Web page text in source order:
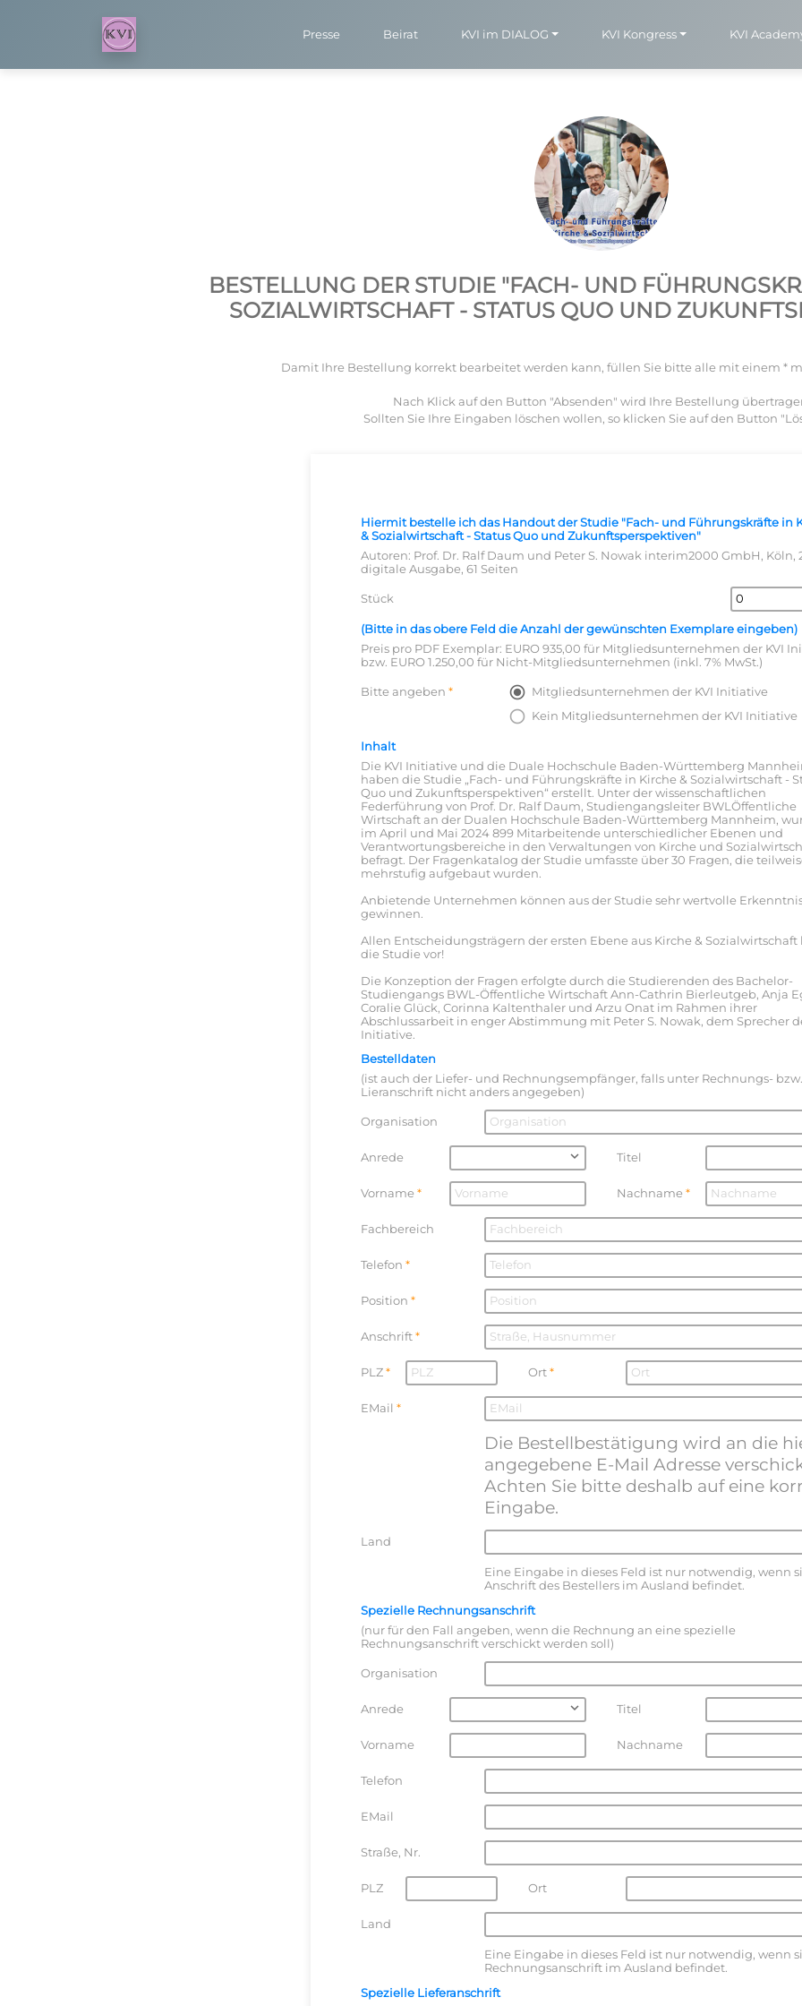
Presse Beirat KVI im DIALOG KVI Kongress KVI
BESTELLUNG DER STUDIE "FACH- UND
SOZIALWIRTSCHAFT - STATUS QUO UND
Damit Ihre Bestellung korrekt bearbeitet werden kann, füllen Sie bitte alle mit einem *
Nach Klick auf den Button "Absenden" wird Ihre Bestellung
Sollten Sie Ihre Eingaben löschen wollen, so klicken Sie auf den Button
Hiermit bestelle ich das Handout der Studie "Fach- und Führungskräfte in
& Sozialwirtschaft - Status Quo und Zukunftsperspektiven"
Autoren: Prof. Dr. Ralf Daum und Peter S. Nowak interim2000 GmbH, Köln,
digitale Ausgabe, 61 Seiten
Stück
(Bitte in das obere Feld die Anzahl der gewünschten Exemplare eingeben)
Preis pro PDF Exemplar: EURO 935,00 für Mitgliedsunternehmen der KVI
bzw. EURO 1.250,00 für Nicht-Mitgliedsunternehmen (inkl. 7% MwSt.)
Bitte angeben
Mitgliedsunternehmen der KVI Initiative
Kein Mitgliedsunternehmen der KVI Initiative
Inhalt
Die KVI Initiative und die Duale Hochschule Baden-Württemberg
haben die Studie „Fach- und Führungskräfte in Kirche & Sozialwirtschaft -
Quo und Zukunftsperspektiven“ erstellt. Unter der wissenschaftlichen
Federführung von Prof. Dr. Ralf Daum, Studiengangsleiter BWLÖffentliche
Wirtschaft an der Dualen Hochschule Baden-Württemberg Mannheim,
im April und Mai 2024 899 Mitarbeitende unterschiedlicher Ebenen und
Verantwortungsbereiche in den Verwaltungen von Kirche und
befragt. Der Fragenkatalog der Studie umfasste über 30 Fragen, die
mehrstufig aufgebaut wurden.
Anbietende Unternehmen können aus der Studie sehr wertvolle
gewinnen.
Allen Entscheidungsträgern der ersten Ebene aus Kirche & Sozialwirtschaft
die Studie vor!
Die Konzeption der Fragen erfolgte durch die Studierenden des Bachelor-
Studiengangs BWL-Öffentliche Wirtschaft Ann-Cathrin Bierleutgeb, Anja
Coralie Glück, Corinna Kaltenthaler und Arzu Onat im Rahmen ihrer
Abschlussarbeit in enger Abstimmung mit Peter S. Nowak, dem Sprecher
Initiative.
Bestelldaten
(ist auch der Liefer- und Rechnungsempfänger, falls unter Rechnungs- bzw.
Lieranschrift nicht anders angegeben)
Organisation
Anrede Titel
Vorname Nachname
Fachbereich
Telefon
Position
Anschrift
PLZ Ort
EMail
Die Bestellbestätigung wird an die
angegebene E-Mail Adresse
Achten Sie bitte deshalb auf eine
Eingabe.
Land
Eine Eingabe in dieses Feld ist nur notwendig, wenn
Anschrift des Bestellers im Ausland befindet.
Spezielle Rechnungsanschrift
(nur für den Fall angeben, wenn die Rechnung an eine spezielle
Rechnungsanschrift verschickt werden soll)
Organisation
Anrede Titel
Vorname Nachname
Telefon
EMail
Straße, Nr.
PLZ Ort
Land
Eine Eingabe in dieses Feld ist nur notwendig, wenn
Rechnungsanschrift im Ausland befindet.
Spezielle Lieferanschrift